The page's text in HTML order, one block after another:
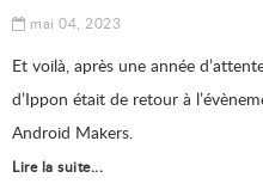
mai 04, 2023
Et voilà, après une année
d’Ippon était de retour à
Android Makers.
Lire la suite...